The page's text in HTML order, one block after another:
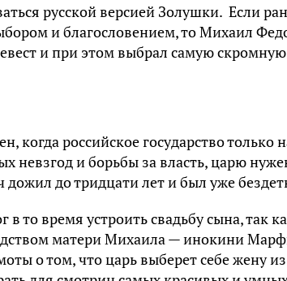
русской версией Золушки. Если
и благословением, то Михаил
и при этом выбрал самую
когда российское государство только
невзгод и борьбы за власть, царю
до тридцати лет и был уже
то время устроить свадьбу сына, так
матери Михаила — инокини
о том, что царь выберет себе жену